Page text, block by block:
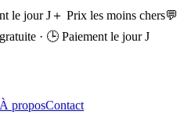
le jour J＋ Prix les moins chers💬
· 🕒 Paiement le jour J
À proposContact